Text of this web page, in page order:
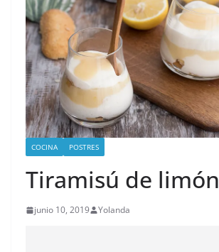
COCINA POSTRES
Tiramisú de limón
junio 10, 2019 Yolanda